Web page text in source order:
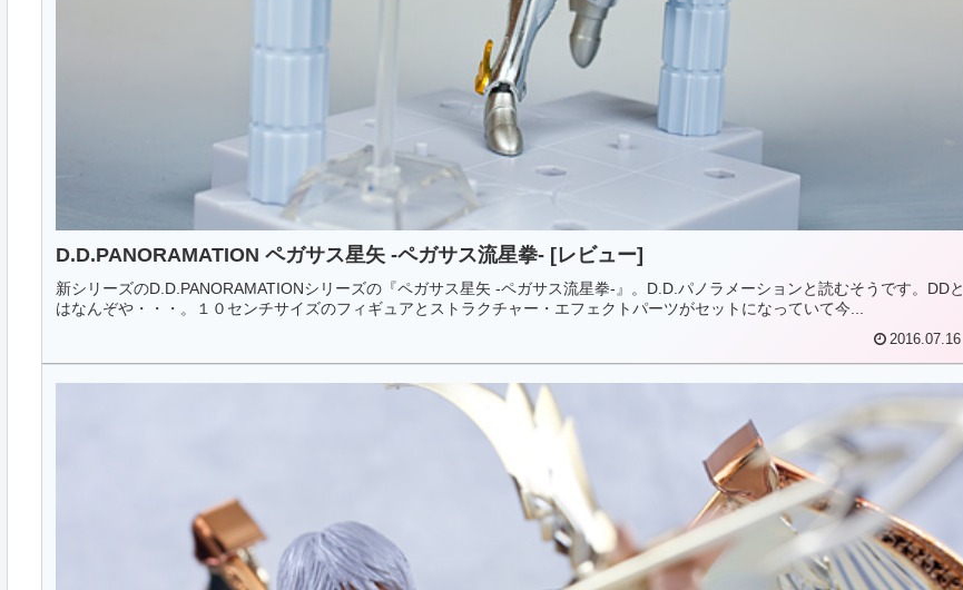
D.D.PANORAMATION ペガサス星矢 -ペガサス流星拳- [レビュー]
新シリーズのD.D.PANORAMATIONシリーズの『ペガサス星矢 -ペガサス流星拳-』。D.D.パノラメーションと読むそうです。DDと
はなんぞや・・・。１０センチサイズのフィギュアとストラクチャー・エフェクトパーツがセットになっていて今...
2016.07.16